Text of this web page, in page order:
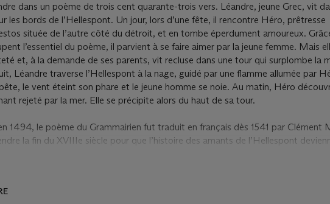
dans un poème de trois cent quarante-trois vers. Léandre, jeune Grec, vit
les bords de l’Hellespont. Un jour, lors d’une fête, il rencontre Héro, prêtresse
située de l’autre côté du détroit, et en tombe éperdument amoureux.
l’essentiel du poème, il parvient à se faire aimer par la jeune femme. Mais
et, à la demande de ses parents, vit recluse dans une tour qui surplombe la
Léandre traverse l’Hellespont à la nage, guidé par une flamme allumée par
le vent éteint son phare et le jeune homme se noie. Au matin, Héro
rejeté par la mer. Elle se précipite alors du haut de sa tour.
1494, le poème du Grammairien fut traduit en français dès 1541 par Clément
la fin du XVIIIe siècle pour que l’histoire des amants de l’Hellespont
avec les autres œuvres littéraires et poétiques de l’artiste .